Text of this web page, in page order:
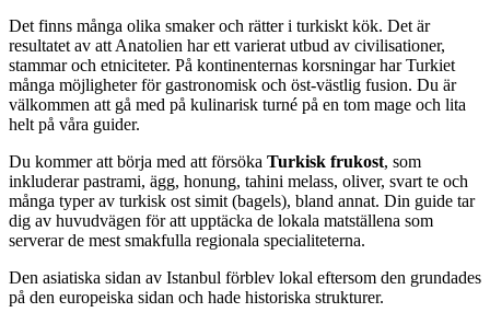
Det finns många olika smaker och rätter i turkiskt kök. Det är
resultatet av att Anatolien har ett varierat utbud av civilisationer,
stammar och etniciteter. På kontinenternas korsningar har Turkiet
många möjligheter för gastronomisk och öst-västlig fusion. Du är
välkommen att gå med på kulinarisk turné på en tom mage och lita
helt på våra guider.
Du kommer att börja med att försöka Turkisk frukost, som
inkluderar pastrami, ägg, honung, tahini melass, oliver, svart te och
många typer av turkisk ost simit (bagels), bland annat. Din guide tar
dig av huvudvägen för att upptäcka de lokala matställena som
serverar de mest smakfulla regionala specialiteterna.
Den asiatiska sidan av Istanbul förblev lokal eftersom den grundades
på den europeiska sidan och hade historiska strukturer.